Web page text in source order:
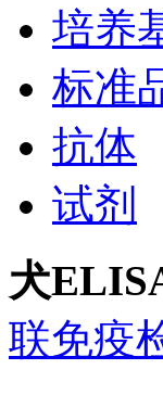
培养
标准
抗体
试剂
犬
联免疫